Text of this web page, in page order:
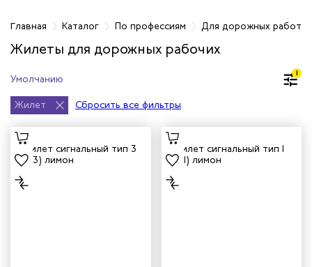
Главная Каталог По профессиям Для дорожных
Жилеты для дорожных рабочих
1
Жилет Сбросить все фильтры